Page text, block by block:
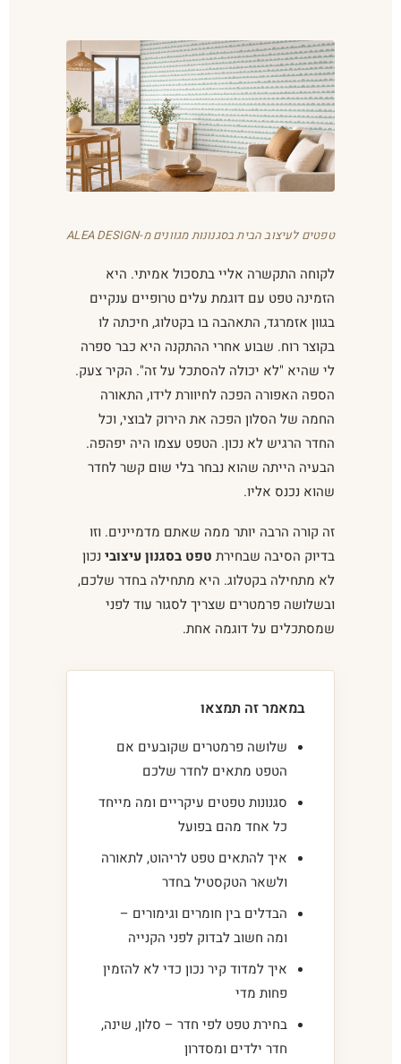
טפטים לעיצוב הבית בסגנונות מגוונים מ-ALEA DESIGN
לקוחה התקשרה אליי בתסכול אמיתי. היא
הזמינה טפט עם דוגמת עלים טרופיים ענקיים
בגוון אזמרגד, התאהבה בו בקטלוג, חיכתה לו
בקוצר רוח. שבוע אחרי ההתקנה היא כבר ספרה
לי שהיא "לא יכולה להסתכל על זה". הקיר צעק.
הספה האפורה הפכה לחיוורת לידו, התאורה
החמה של הסלון הפכה את הירוק לבוצי, וכל
החדר הרגיש לא נכון. הטפט עצמו היה יפהפה.
הבעיה הייתה שהוא נבחר בלי שום קשר לחדר
שהוא נכנס אליו.
זה קורה הרבה יותר ממה שאתם מדמיינים. וזו
בדיוק הסיבה שבחירת טפט בסגנון עיצובינכון
לא מתחילה בקטלוג. היא מתחילה בחדר שלכם,
ובשלושה פרמטרים שצריך לסגור עוד לפני
שמסתכלים על דוגמה אחת.
במאמר זה תמצאו
שלושה פרמטרים שקובעים אם
הטפט מתאים לחדר שלכם
סגנונות טפטים עיקריים ומה מייחד
כל אחד מהם בפועל
איך להתאים טפט לריהוט, לתאורה
ולשאר הטקסטיל בחדר
הבדלים בין חומרים וגימורים –
ומה חשוב לבדוק לפני הקנייה
איך למדוד קיר נכון כדי לא להזמין
פחות מדי
בחירת טפט לפי חדר – סלון, שינה,
חדר ילדים ומסדרון